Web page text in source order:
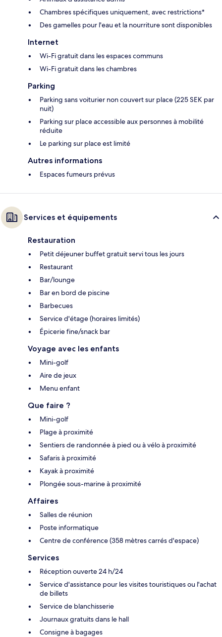
Chambres spécifiques uniquement, avec restrictions*
Des gamelles pour l'eau et la nourriture sont disponibles
Internet
Wi-Fi gratuit dans les espaces communs
Wi-Fi gratuit dans les chambres
Parking
Parking sans voiturier non couvert sur place (225 SEK par
nuit)
Parking sur place accessible aux personnes à mobilité
réduite
Le parking sur place est limité
Autres informations
Espaces fumeurs prévus
Services et équipements
Restauration
Petit déjeuner buffet gratuit servi tous les jours
Restaurant
Bar/lounge
Bar en bord de piscine
Barbecues
Service d'étage (horaires limités)
Épicerie fine/snack bar
Voyage avec les enfants
Mini-golf
Aire de jeux
Menu enfant
Que faire ?
Mini-golf
Plage à proximité
Sentiers de randonnée à pied ou à vélo à proximité
Safaris à proximité
Kayak à proximité
Plongée sous-marine à proximité
Affaires
Salles de réunion
Poste informatique
Centre de conférence (358 mètres carrés d'espace)
Services
Réception ouverte 24 h/24
Service d'assistance pour les visites touristiques ou l'achat
de billets
Service de blanchisserie
Journaux gratuits dans le hall
Consigne à bagages